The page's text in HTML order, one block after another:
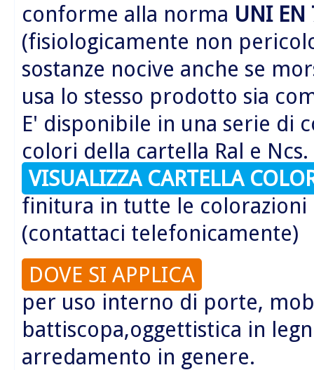
conforme alla norma UNI EN
(fisiologicamente non
sostanze nocive anche se
usa lo stesso prodotto sia
E' disponibile in una serie di
colori della cartella Ral e Ncs.
VISUALIZZA CARTELLA
finitura in tutte le colorazioni
(contattaci telefonicamente)
DOVE SI APPLICA
per uso interno di porte,
battiscopa,oggettistica in
arredamento in genere.